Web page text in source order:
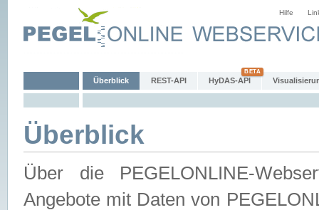
Hilfe
Überblick REST-API HyDAS-API
Überblick
Über die PEGELONLINE-
Angebote mit Daten von